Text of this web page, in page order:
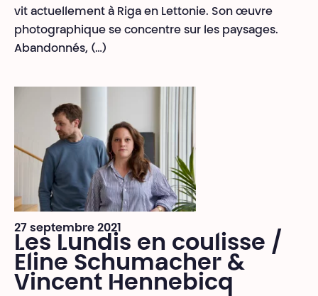
vit actuellement à Riga en Lettonie. Son œuvre
photographique se concentre sur les paysages.
Abandonnés, (…)
27 septembre 2021
Les Lundis en coulisse /
Eline Schumacher &
Vincent Hennebicq